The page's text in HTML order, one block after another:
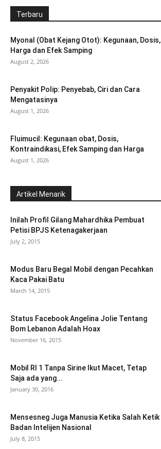
Terbaru
Myonal (Obat Kejang Otot): Kegunaan, Dosis,
Harga dan Efek Samping
August 2, 2026
Penyakit Polip: Penyebab, Ciri dan Cara
Mengatasinya
August 1, 2026
Fluimucil: Kegunaan obat, Dosis,
Kontraindikasi, Efek Samping dan Harga
August 1, 2026
Artikel Menarik
Inilah Profil Gilang Mahardhika Pembuat
Petisi BPJS Ketenagakerjaan
July 2, 2015
Modus Baru Begal Mobil dengan Pecahkan
Kaca Pakai Batu
March 14, 2015
Status Facebook Angelina Jolie Tentang
Bom Lebanon Adalah Hoax
November 16, 2015
Mobil RI 1 Tanpa Sirine Ikut Macet, Tetap
Saja ada yang...
January 30, 2016
Mensesneg Juga Manusia Ketika Salah Ketik
Badan Intelijen Nasional
July 8, 2015